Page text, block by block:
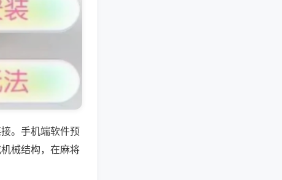
。手机端软件预
械结构，在麻将